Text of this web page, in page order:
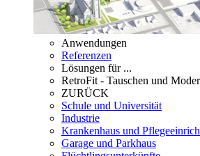
Anwendungen
Referenzen
Lösungen für ...
RetroFit - Tauschen und
ZURÜCK
Schule und Universität
Industrie
Krankenhaus und
Garage und Parkhaus